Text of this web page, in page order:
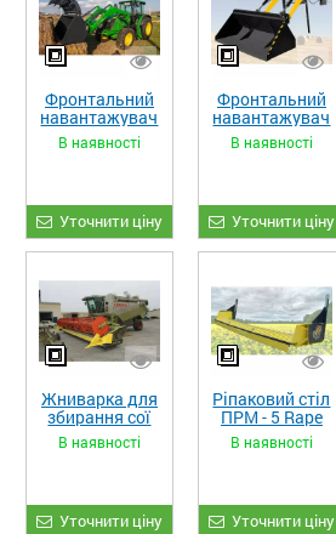
Фронтальний
навантажувач
«STRONG XL»
В наявності
Уточнити ціну
Фронтальний
навантажувач
«STRONG»
В наявності
Уточнити ціну
Жниварка для
збирання сої
та гороху
«ETTARO»
В наявності
Уточнити ціну
Ріпаковий стіл
ПРМ - 5 Rape
Fiore
В наявності
Уточнити ціну